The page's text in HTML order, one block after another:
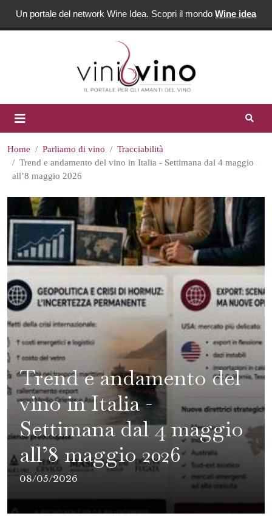
Un portale del network Wine Idea. Scopri il mondo Wine idea
Home Parliamo di vino
Tracciabilità
Trend e andamento del vino in Italia - Settimana dal 4 maggio
all’8 maggio 2026
Trend e andamento del
vino in Italia -
Settimana dal 4 maggio
all’8 maggio 2026
08/05/2026